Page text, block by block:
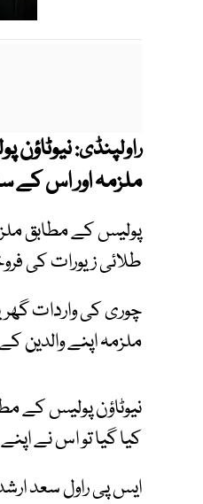
راولپنڈی:نیوٹاؤن
ملزمہ اور اس کے
طلائی زیورات کی فروخت سے حاصل ہونے
چوری کی واردات
ملزمہ اپنے والدین
نیوٹاؤن پولیس کے
کیا گیا تو اس نے
ایس پی راول سعد